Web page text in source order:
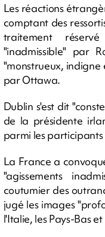
Les réactions
comptant des
traitement
"inadmissible" par
"monstrueux,
par Ottawa.
Dublin s'est dit
de la présidente
parmi les
La France a
"agissements
coutumier des
jugé les images
l'Italie, les Pays-Bas